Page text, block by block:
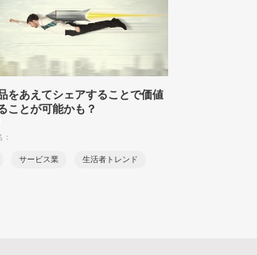
をあえてシェアすることで価値
ことが可能かも？
サービス業 生活者トレンド